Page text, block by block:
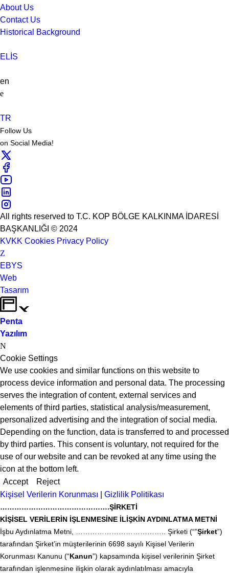
About Us
Contact Us
Historical Background
ELİS
en
TR
Follow Us
on Social Media!
All rights reserved to T.C. KOP BÖLGE KALKINMA İDARESİ
BAŞKANLIĞI © 2024
KVKK Cookies Privacy Policy
EBYS
Web
Tasarım
Penta
Yazılım
Cookie Settings
We use cookies and similar functions on this website to
process device information and personal data. The processing
serves the integration of content, external services and
elements of third parties, statistical analysis/measurement,
personalized advertising and the integration of social media.
Depending on the function, data is transferred to and processed
by third parties. This consent is voluntary, not required for the
use of our website and can be revoked at any time using the
icon at the bottom left.
Accept
Reject
Kişisel Verilerin Korunması
Gizlilik Politikası
……………………………………….ŞİRKETİ
KİŞİSEL VERİLERİN İŞLENMESİNE İLİŞKİN AYDINLATMA METNİ
İşbu Aydınlatma Metni, ……………………………….. Şirketi (“”Şirket”)
tarafından Şirket’in müşterilerinin 6698 sayılı Kişisel Verilerin
Korunması Kanunu (“Kanun”) kapsamında kişisel verilerinin Şirket
tarafından işlenmesine ilişkin olarak aydınlatılması amacıyla